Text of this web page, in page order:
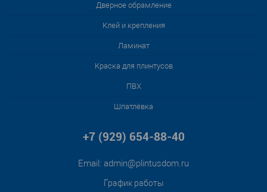
Дверное обрамление
Клей и крепления
Ламинат
Краска для плинтусов
ПВХ
Шпатлёвка
+7 (929) 654-88-40
Email: admin@plintusdom.ru
График работы